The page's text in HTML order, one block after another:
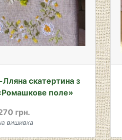
скатертина з
поле»
грн.
вишивка